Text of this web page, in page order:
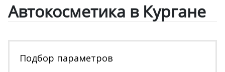
Автокосметика в Кургане
Подбор параметров